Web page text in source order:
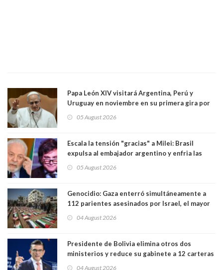
Papa León XIV visitará Argentina, Perú y
Uruguay en noviembre en su primera gira por
05 August 2026
Escala la tensión "gracias" a Milei: Brasil
expulsa al embajador argentino y enfria las
trasandino
05 August 2026
Genocidio: Gaza enterró simultáneamente a
112 parientes asesinados por Israel, el mayor
muertos figuran 44 niños y nueve ancianos
04 August 2026
Presidente de Bolivia elimina otros dos
ministerios y reduce su gabinete a 12 carteras
04 August 2026